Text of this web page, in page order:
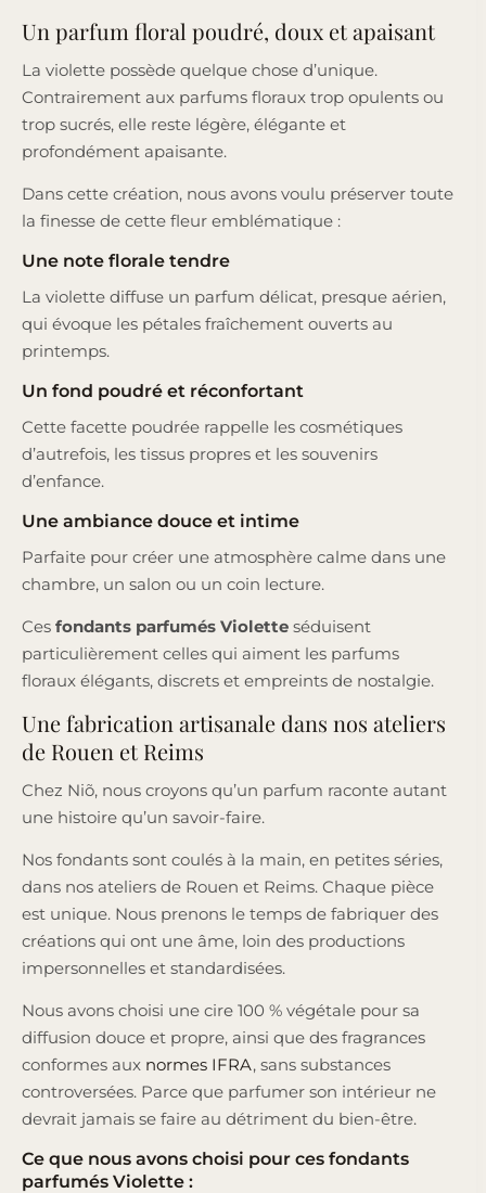
Un parfum floral poudré, doux et apaisant
La violette possède quelque chose d’unique.
Contrairement aux parfums floraux trop opulents ou
trop sucrés, elle reste légère, élégante et
profondément apaisante.
Dans cette création, nous avons voulu préserver toute
la finesse de cette fleur emblématique :
Une note florale tendre
La violette diffuse un parfum délicat, presque aérien,
qui évoque les pétales fraîchement ouverts au
printemps.
Un fond poudré et réconfortant
Cette facette poudrée rappelle les cosmétiques
d’autrefois, les tissus propres et les souvenirs
d’enfance.
Une ambiance douce et intime
Parfaite pour créer une atmosphère calme dans une
chambre, un salon ou un coin lecture.
Ces fondants parfumés Violette séduisent
particulièrement celles qui aiment les parfums
floraux élégants, discrets et empreints de nostalgie.
Une fabrication artisanale dans nos ateliers
de Rouen et Reims
Chez Niõ, nous croyons qu’un parfum raconte autant
une histoire qu’un savoir-faire.
Nos fondants sont coulés à la main, en petites séries,
dans nos ateliers de Rouen et Reims. Chaque pièce
est unique. Nous prenons le temps de fabriquer des
créations qui ont une âme, loin des productions
impersonnelles et standardisées.
Nous avons choisi une cire 100 % végétale pour sa
diffusion douce et propre, ainsi que des fragrances
conformes aux normes IFRA, sans substances
controversées. Parce que parfumer son intérieur ne
devrait jamais se faire au détriment du bien-être.
Ce que nous avons choisi pour ces fondants
parfumés Violette :